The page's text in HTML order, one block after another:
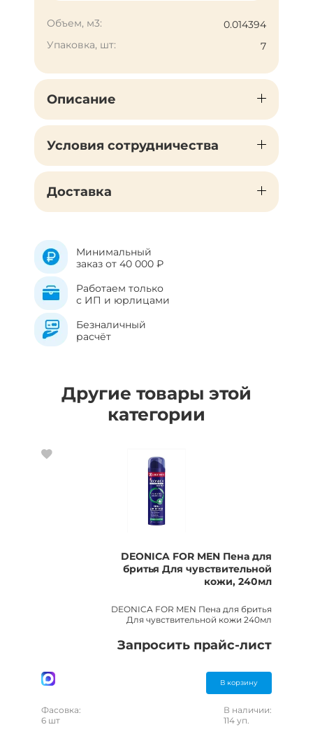
Объем, м3:
0.014394
Упаковка, шт:
7
Описание
Условия сотрудничества
Доставка
Минимальный
заказ от 40 000 ₽
Работаем только
с ИП и юрлицами
Безналичный
расчёт
Другие товары этой
категории
DEONICA FOR MEN Пена для
бритья Для чувствительной
кожи, 240мл
DEONICA FOR MEN Пена для бритья
Для чувствительной кожи 240мл
Запросить прайс-лист
В корзину
Фасовка:
6 шт
В наличии:
114 уп.